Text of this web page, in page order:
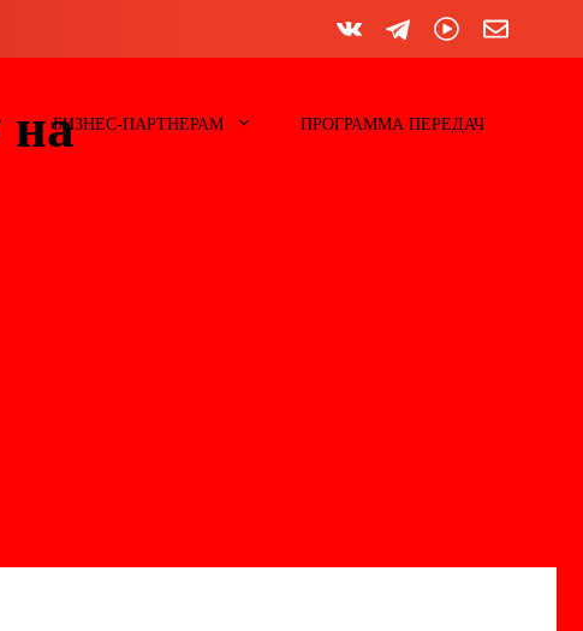
БИЗНЕС-ПАРТНЕРАМ ПРОГРАММА ПЕРЕДАЧ
на